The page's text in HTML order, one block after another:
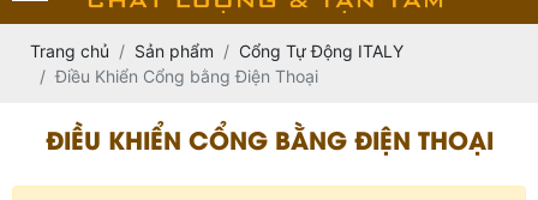
Trang chủ Sản phẩm
Cổng Tự Động ITALY
Điều Khiển Cổng bằng Điện Thoại
ĐIỀU KHIỂN CỔNG BẰNG ĐIỆN THOẠI